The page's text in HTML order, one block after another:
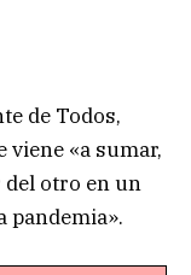
de Todos,
viene «a sumar,
del otro en un
pandemia».